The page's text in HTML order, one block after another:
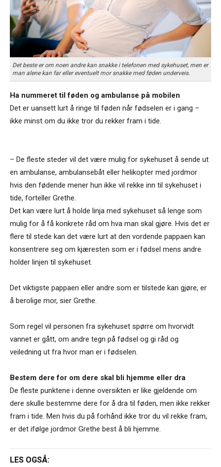
Det beste er om noen andre kan snakke i telefonen med sykehuset, men er
man alene kan far eller eventuelt mor snakke med føden underveis.
Ha nummeret til føden og ambulanse på mobilen
Det er uansett lurt å ringe til føden når fødselen er i gang –
ikke minst om du ikke tror du rekker fram i tide.
– De fleste steder vil det være mulig for sykehuset å sende ut
en ambulanse, ambulansebåt eller helikopter med jordmor
hvis den fødende mener hun ikke vil rekke inn til sykehuset i
tide, forteller Grethe.
Det kan være lurt å holde linja med sykehuset så lenge som
mulig for å få konkrete råd om hva man skal gjøre. Hvis det er
flere til stede kan det være lurt at den vordende pappaen kan
konsentrere seg om kjæresten som er i fødsel mens andre
holder linjen til sykehuset.
Det viktigste pappaen eller andre som er tilstede kan gjøre, er
å berolige mor, sier Grethe.
Som regel vil personen fra sykehuset spørre om hvorvidt
vannet er gått, om andre tegn på fødsel og gi råd og
veiledning ut fra hvor man er i fødselen.
Bestem dere for om dere skal bli hjemme eller dra
De fleste punktene i denne oversikten er like gjeldende om
dere skulle bestemme dere for å dra til føden, men ikke rekker
fram i tide. Men hvis du på forhånd ikke tror du vil rekke fram,
er det ifølge jordmor Grethe best å bli hjemme.
LES OGSÅ: